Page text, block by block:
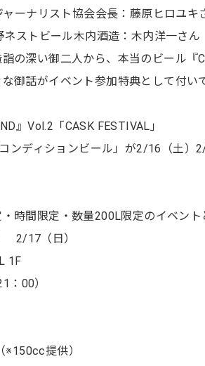
ーナリスト協会会長：藤原ヒロユキ
ストビール木内酒造：木内洋一さん
の深い御二人から、本当のビール『
御話がイベント参加特典として付い
』Vol.2「CASK FESTIVAL」
ンディションビール」が2/16（土）
時間限定・数量200L限定のイベント
2/17（日）
1F
：00）
提供）